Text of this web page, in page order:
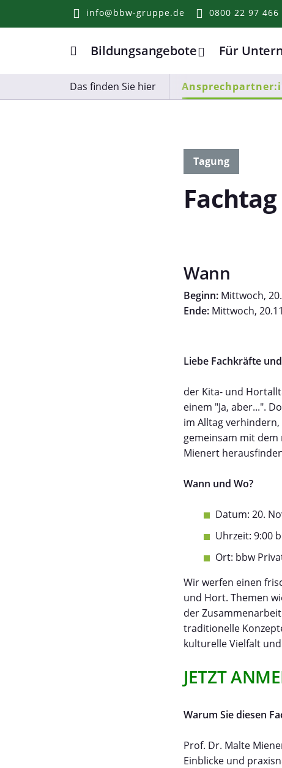
info@bbw-gruppe.de 0800 22 97 466
Home
Bildungsangebote Für
Das finden Sie hier
Tagung
Wann
Beginn: Mittwoch,
Ende: Mittwoch,
Liebe Fachkräfte
der Kita- und
einem "Ja, aber...".
im Alltag
gemeinsam mit
Mienert
Wann und Wo?
Datum: 20.
Uhrzeit: 9:00
Ort: bbw
Wir werfen einen
und Hort. Themen
der
traditionelle
kulturelle Vielfalt
JETZT
Warum Sie diesen
Prof. Dr. Malte
Einblicke und